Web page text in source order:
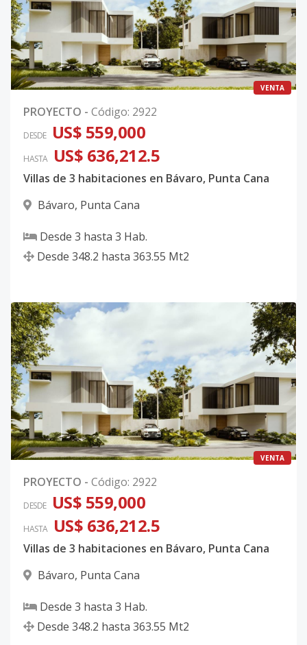
VENTA
PROYECTO - Código: 2922
DESDE US$ 559,000
HASTA US$ 636,212.5
Villas de 3 habitaciones en Bávaro, Punta Cana
Bávaro, Punta Cana
Desde 3 hasta 3 Hab.
Desde 348.2 hasta 363.55 Mt2
VENTA
PROYECTO - Código: 2922
DESDE US$ 559,000
HASTA US$ 636,212.5
Villas de 3 habitaciones en Bávaro, Punta Cana
Bávaro, Punta Cana
Desde 3 hasta 3 Hab.
Desde 348.2 hasta 363.55 Mt2